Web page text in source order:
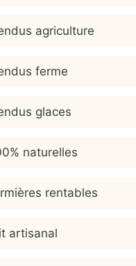
agriculture
ferme
glaces
naturelles
rentables
artisanal